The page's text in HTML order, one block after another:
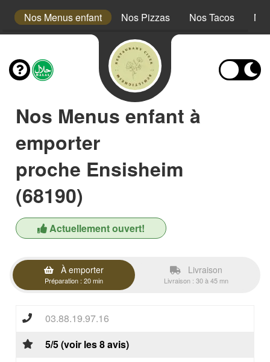
Nos Menus enfant Nos Pizzas Nos Tacos
Nos Menus enfant à
emporter
proche Ensisheim
(68190)
Actuellement ouvert!
À emporter
Préparation : 20 min
Livraison
Livraison : 30 à 45 mn
03.88.19.97.16
5/5 (voir les 8 avis)